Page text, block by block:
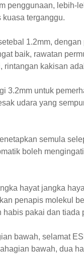
penggunaan, lebih-
terganggu.
1.2mm,
baik, rawatan
rintangan kakisan
3.2mm untuk
udara yang
semula
boleh
hayat jangka
penapis molekul
pakai dan tiada
bawah, selamat
bawah, dua